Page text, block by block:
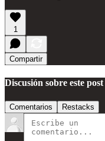
1
Compartir
Discusión sobre este post
Comentarios Restacks